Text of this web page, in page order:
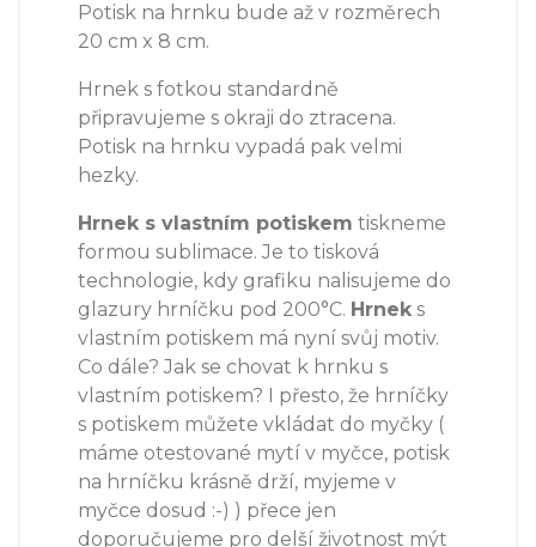
Potisk na hrnku bude až v rozměrech
20 cm x 8 cm.
Hrnek s fotkou standardně
připravujeme s okraji do ztracena.
Potisk na hrnku vypadá pak velmi
hezky.
Hrnek s vlastním potiskem tiskneme
formou sublimace. Je to tisková
technologie, kdy grafiku nalisujeme do
glazury hrníčku pod 200°C. Hrnek s
vlastním potiskem má nyní svůj motiv.
Co dále? Jak se chovat k hrnku s
vlastním potiskem? I přesto, že hrníčky
s potiskem můžete vkládat do myčky (
máme otestované mytí v myčce, potisk
na hrníčku krásně drží, myjeme v
myčce dosud :-) ) přece jen
doporučujeme pro delší životnost mýt